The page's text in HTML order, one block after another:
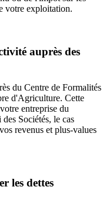
votre exploitation.
auprès des
du Centre de Formalités
d'Agriculture. Cette
entreprise du
Sociétés, le cas
revenus et plus-values
les dettes